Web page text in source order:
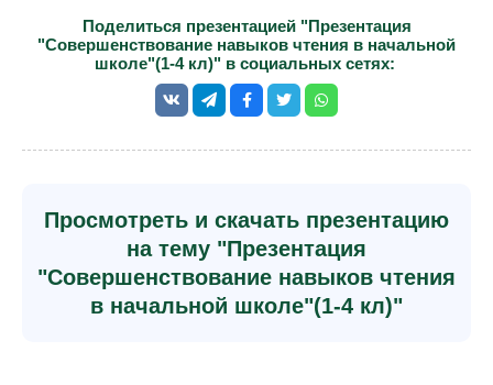
Поделиться презентацией "Презентация
"Совершенствование навыков чтения в начальной
школе"(1-4 кл)" в социальных сетях:
Просмотреть и скачать презентацию
на тему "Презентация
"Совершенствование навыков чтения
в начальной школе"(1-4 кл)"